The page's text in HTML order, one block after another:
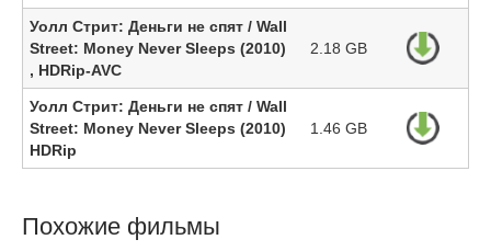
Уолл Стрит: Деньги не спят / Wall
Street: Money Never Sleeps (2010)
, HDRip-AVC
2.18 GB
Уолл Стрит: Деньги не спят / Wall
Street: Money Never Sleeps (2010)
HDRip
1.46 GB
Похожие фильмы